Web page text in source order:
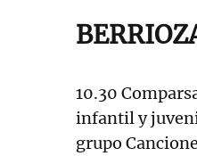
10.30
infantil y
grupo